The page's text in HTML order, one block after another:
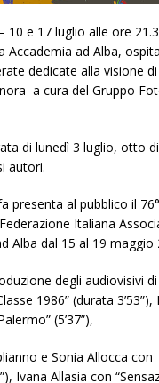
10 e 17 luglio alle ore
Accademia ad Alba,
dedicate alla visione
a cura del Gruppo
di lunedì 3 luglio, otto
autori.
presenta al pubblico il
Italiana
Alba dal 15 al 19 maggio
degli audiovisivi
1986” (durata
(5’37”),
e Sonia Allocca con
Ivana Allasia con